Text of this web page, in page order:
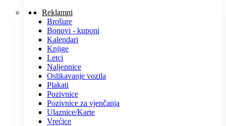
Reklamni
Brošure
Bonovi - kuponi
Kalendari
Knjige
Letci
Naljepnice
Oslikavanje vozila
Plakati
Pozivnice
Pozivnice za vjenčanja
Ulaznice/Karte
Vrećice